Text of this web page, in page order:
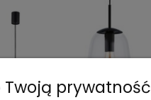
Twoją prywatność